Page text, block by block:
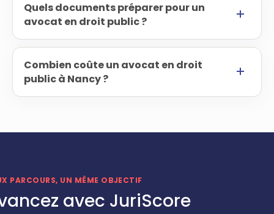
Quels documents préparer pour un
avocat en droit public ?
Combien coûte un avocat en droit
public à Nancy ?
PARCOURS, UN MÊME OBJECTIF
avec JuriScore